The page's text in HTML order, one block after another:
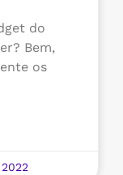
do
Bem,
os